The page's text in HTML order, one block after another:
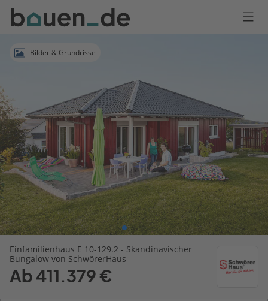
Bauen
Logo
Anmelden
Bilder & Grundrisse
Einfamilienhaus E 10-129.2 - Skandinavischer
Bungalow von SchwörerHaus
Ab 411.379 €